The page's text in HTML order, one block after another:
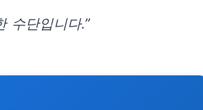
수단입니다.”